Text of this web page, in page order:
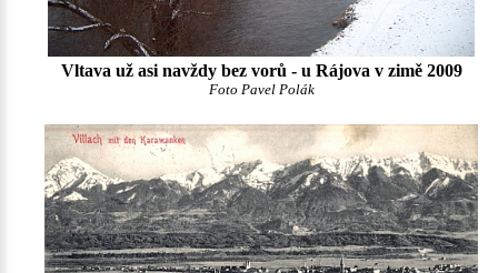
Vltava už asi navždy bez vorů - u Rájova v zimě 2009
Foto Pavel Polák